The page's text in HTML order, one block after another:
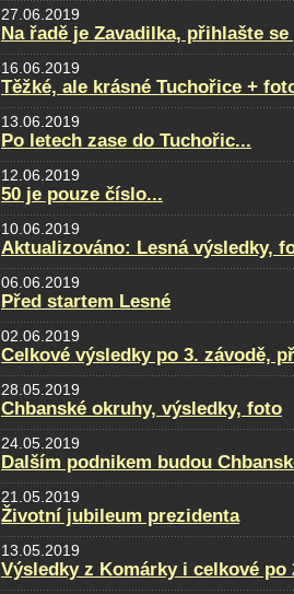
27.06.2019
Na řadě je Zavadilka, přihlašte
16.06.2019
Těžké, ale krásné Tuchořice +
13.06.2019
Po letech zase do Tuchořic...
12.06.2019
50 je pouze číslo...
10.06.2019
Aktualizováno: Lesná výsledky,
06.06.2019
Před startem Lesné
02.06.2019
Celkové výsledky po 3. závodě,
28.05.2019
Chbanské okruhy, výsledky, foto
24.05.2019
Dalším podnikem budou
21.05.2019
Životní jubileum prezidenta
13.05.2019
Výsledky z Komárky i celkové po